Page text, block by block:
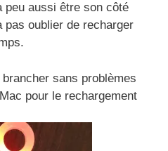
peu aussi être son côté
pas oublier de recharger
sans problèmes
pour le rechargement